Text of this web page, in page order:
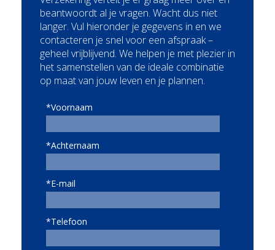
beantwoordt al je vragen. Wacht dus niet
langer. Vul hieronder je gegevens in en we
contacteren je snel voor een afspraak –
geheel vrijblijvend. We helpen je met plezier in
het samenstellen van de ideale combinatie
op maat van jouw leven en je plannen.
*Voornaam
*Achternaam
*E-mail
*Telefoon